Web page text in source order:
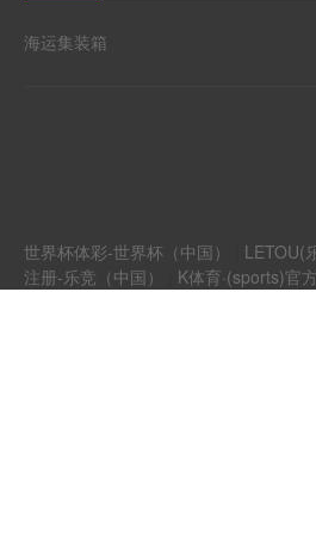
海运集装箱
世界杯体彩-世界杯（中国） LETOU(
注册-乐竞（中国）
K体育·(sports)官